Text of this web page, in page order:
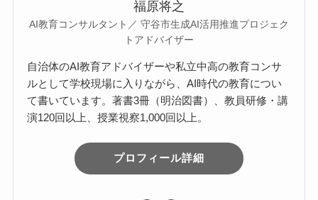
福原将之
AI教育コンサルタント／ 守谷市生成AI活用推進プロジェク
トアドバイザー
自治体のAI教育アドバイザーや私立中高の教育コンサ
ルとして学校現場に入りながら、AI時代の教育につい
て書いています。著書3冊（明治図書）、教員研修・講
演120回以上、授業視察1,000回以上。
プロフィール詳細